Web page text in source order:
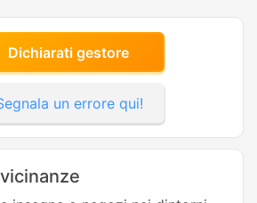
Dichiarati gestore
un errore qui!